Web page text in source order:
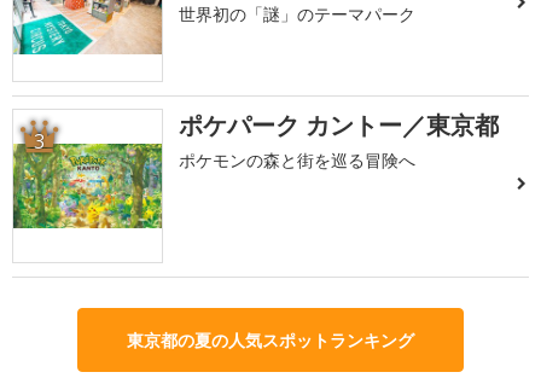
世界初の「謎」のテーマパーク
3 ポケパーク カントー／東京都
ポケモンの森と街を巡る冒険へ
東京都の夏の人気スポットランキング